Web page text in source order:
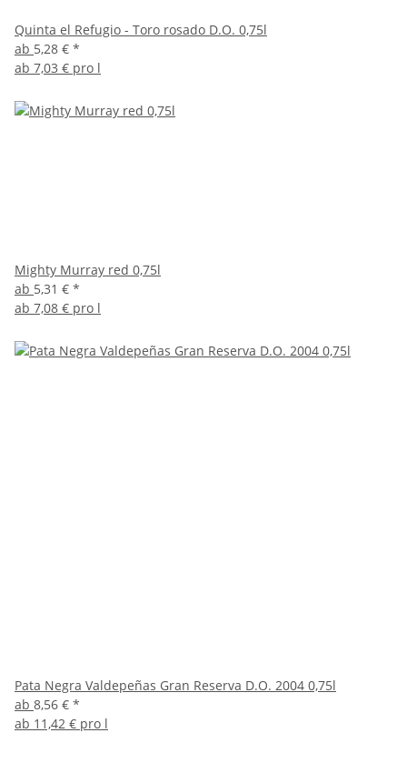
Quinta el Refugio - Toro rosado D.O. 0,75l
ab 5,28 € *
ab 7,03 € pro l
Mighty Murray red 0,75l
ab 5,31 € *
ab 7,08 € pro l
Pata Negra Valdepeñas Gran Reserva D.O. 2004 0,75l
ab 8,56 € *
ab 11,42 € pro l